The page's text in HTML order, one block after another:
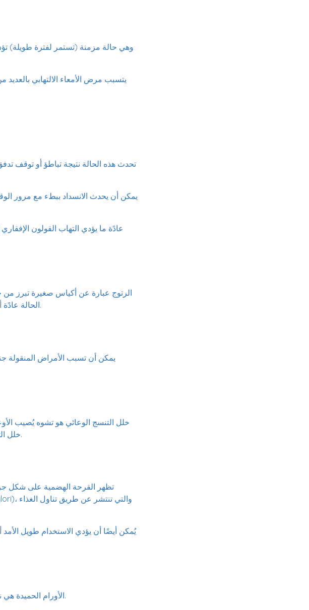
وهي حالة مزمنة (تستمر لفترة طويلة)
يتسبب مرض الأمعاء الالتهابي
تحدث هذه الحالة نتيجة تباطؤ أو توقف
يمكن أن يحدث الانسداد ببطء مع مرور
عادًة ما يؤدي التهاب القولون
الرتوج عبارة عن أكياس صغيرة تبرز من
الحالة عادًة أي مشاكل ، ولكن في بعض الأحيان يمكن أن تنزف أو تصاب بالعدوى.
يمكن أن تسبب الأمراض المنقولة
خلل التنسج الوعائي هو تشوه يُصيب
خلل التنسج الوعائي أحد الأسباب الشائعة لنزيف الجهاز الهضمي غير المبرر.
تظهر القرحة الهضمية على شكل
يُمكن أيضًا أن يؤدي الاستخدام طويل الأمد
الأورام الحميدة هي نموات حميدة يمكن أن تنمو وتنزف وتصبح سرطانية في بعض الأحيان.